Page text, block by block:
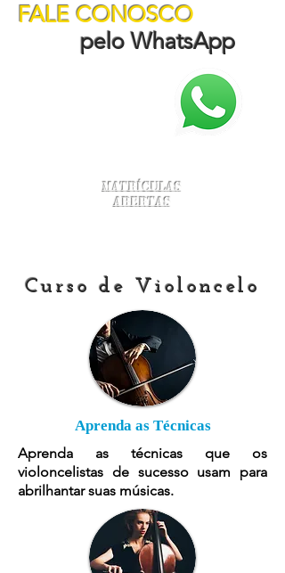
FALE CONOSCO
pelo WhatsApp
Matrículas
Abertas
Curso de Violoncelo
Aprenda as Técnicas
Aprenda as técnicas que os
violoncelistas de sucesso usam para
abrilhantar suas músicas.